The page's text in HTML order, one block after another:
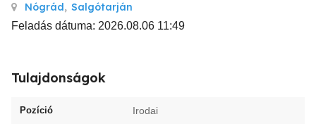
Nógrád, Salgótarján
Feladás dátuma: 2026.08.06 11:49
Tulajdonságok
Pozíció Irodai